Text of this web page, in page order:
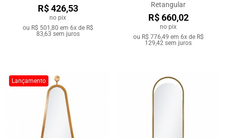
R$ 426,53
no pix
ou R$ 501,80 em 6x de R$
83,63 sem juros
Retangular
R$ 660,02
no pix
ou R$ 776,49 em 6x de R$
129,42 sem juros
Lançamento